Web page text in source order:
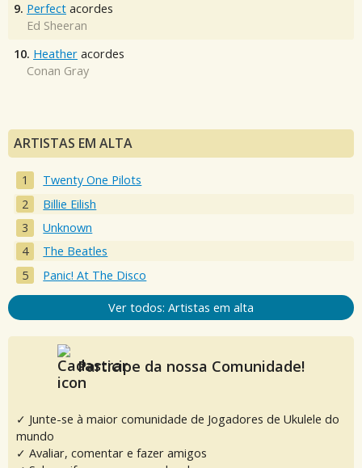
9. Perfect acordes
Ed Sheeran
10. Heather acordes
Conan Gray
ARTISTAS EM ALTA
Twenty One Pilots
Billie Eilish
Unknown
The Beatles
Panic! At The Disco
Ver todos: Artistas em alta
Participe da nossa Comunidade!
✓ Junte-se à maior comunidade de Jogadores de Ukulele do
mundo
✓ Avaliar, comentar e fazer amigos